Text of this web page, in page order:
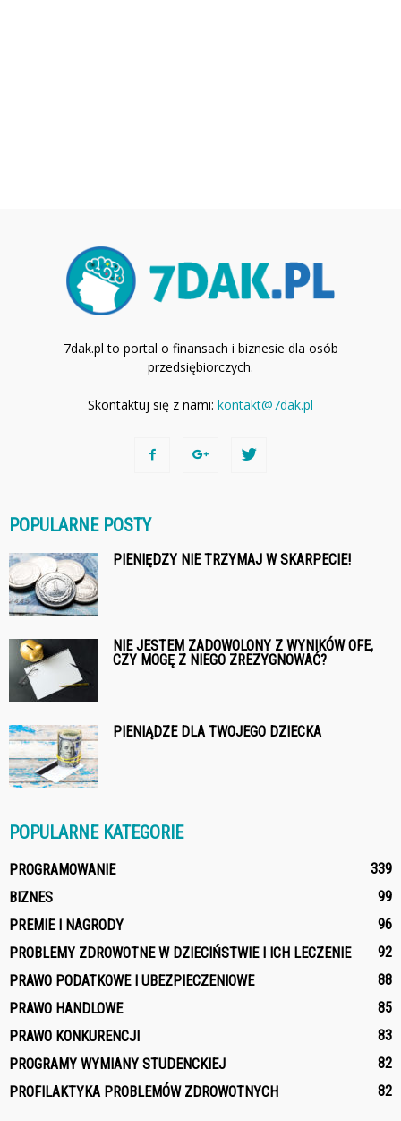
7dak.pl to portal o finansach i biznesie dla osób
przedsiębiorczych.
Skontaktuj się z nami: kontakt@7dak.pl
POPULARNE POSTY
PIENIĘDZY NIE TRZYMAJ W SKARPECIE!
NIE JESTEM ZADOWOLONY Z WYNIKÓW OFE,
CZY MOGĘ Z NIEGO ZREZYGNOWAĆ?
PIENIĄDZE DLA TWOJEGO DZIECKA
POPULARNE KATEGORIE
PROGRAMOWANIE
339
BIZNES
99
PREMIE I NAGRODY
96
PROBLEMY ZDROWOTNE W DZIECIŃSTWIE I ICH LECZENIE
92
PRAWO PODATKOWE I UBEZPIECZENIOWE
88
PRAWO HANDLOWE
85
PRAWO KONKURENCJI
83
PROGRAMY WYMIANY STUDENCKIEJ
82
PROFILAKTYKA PROBLEMÓW ZDROWOTNYCH
82